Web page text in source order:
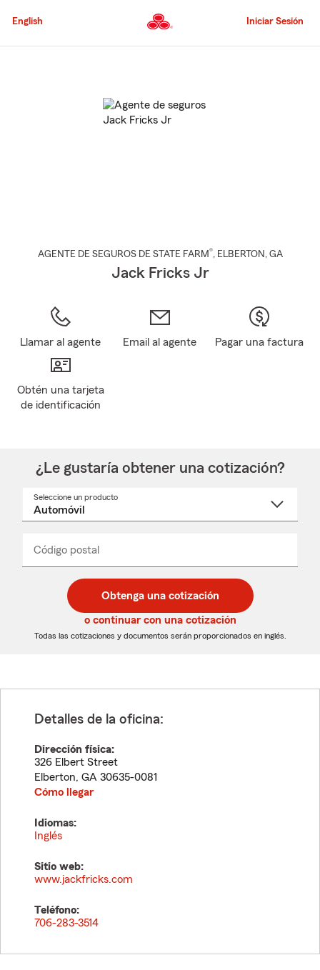
al
principal
English Iniciar Sesión
AGENTE DE SEGUROS DE STATE FARM®, ELBERTON , GA
Jack Fricks Jr
Llamar al agente Email al agente Pagar una factura
Obtén una tarjeta
de identificación
¿Le gustaría obtener una cotización?
Seleccione un producto
desplegable
Código postal
de
5
dígitos
de
5
dígitos
_____
Obtenga una cotización
o continuar con una cotización
Todas las cotizaciones y documentos serán proporcionados en inglés.
Detalles de la oficina:
Dirección física:
326 Elbert Street
Elberton, GA 30635-0081
Cómo llegar
Idiomas:
Inglés
Sitio web:
www.jackfricks.com
Teléfono:
706-283-3514